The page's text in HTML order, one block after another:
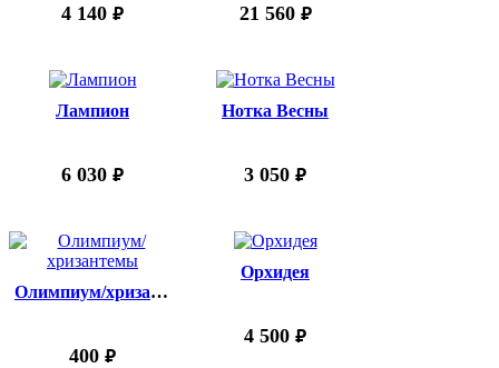
4 140 руб. 21 560 руб.
Лампион
6 030 руб.
Нотка Весны
3 050 руб.
Олимпиум/хризантемы
400 руб.
Орхидея
4 500 руб.